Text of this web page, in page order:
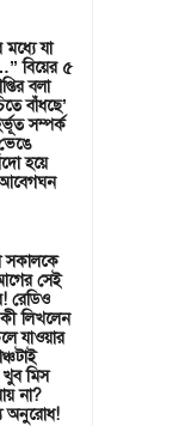
যা
বিয়ের ৫
বলা
বাঁধছে’
সম্পর্ক
হয়ে
আবেগঘন
সকালকে
সেই
রেডিও
লিখলেন
যাওয়ার
খুব মিস
না?
অনুরোধ!